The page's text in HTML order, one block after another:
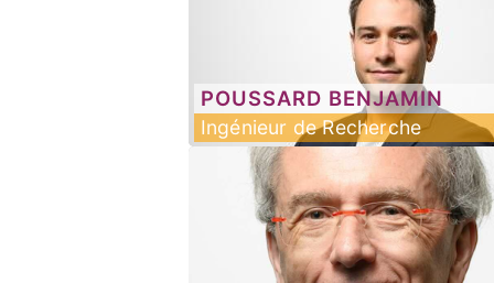
POUSSARD BENJAMIN
Ingénieur de Recherche